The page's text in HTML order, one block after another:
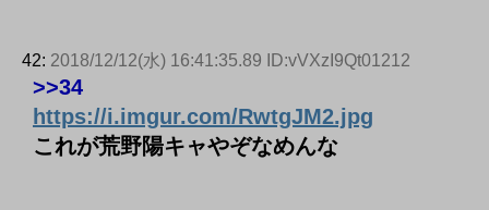
42: 2018/12/12(水) 16:41:35.89 ID:vVXzI9Qt01212
>>34
https://i.imgur.com/RwtgJM2.jpg
これが荒野陽キャやぞなめんな